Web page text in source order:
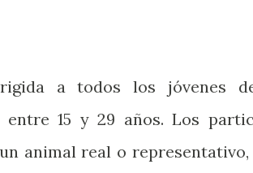
a todos los jóvenes
entre 15 y 29 años. Los
animal real o